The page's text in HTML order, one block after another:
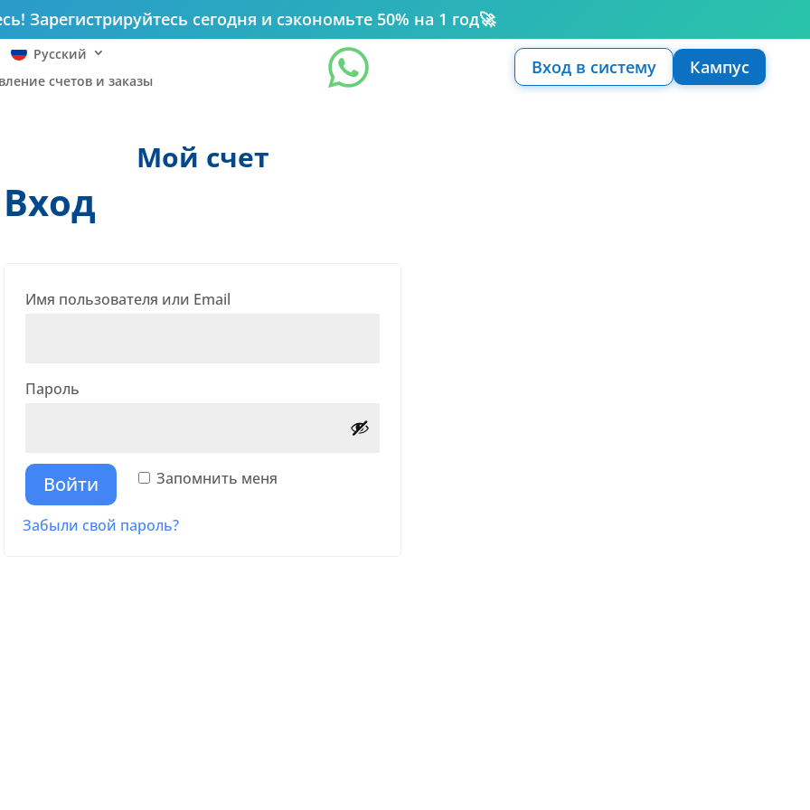
Зарегистрируйтесь сегодня и сэкономьте 50% на 1 год🚀
Русский
счетов и заказы
 Вход в систему Кампус
Мой счет
Вход
Имя пользователя или Email
Пароль
Запомнить меня
Войти
Забыли свой пароль?